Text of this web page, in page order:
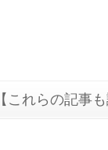
【これらの記事